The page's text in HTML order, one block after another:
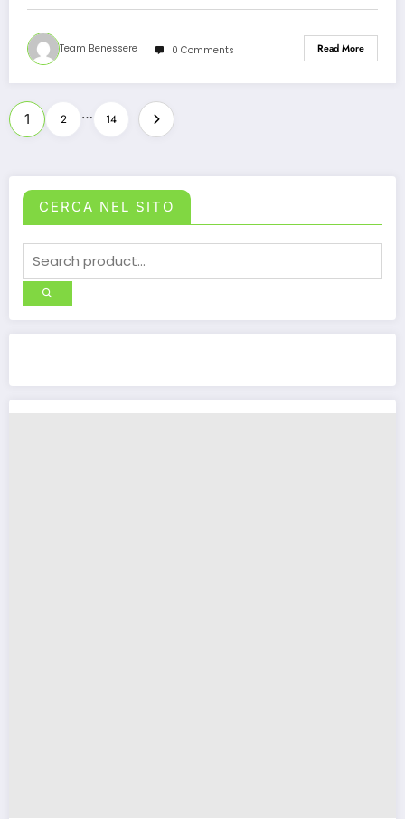
Team Benessere 0 Comments Read More
Posts
pagination
1 2 … 14
CERCA NEL SITO